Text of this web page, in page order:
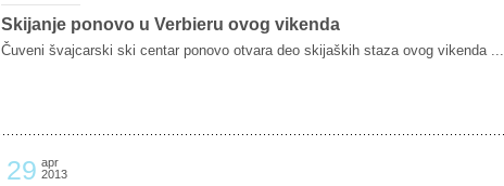
Skijanje ponovo u Verbieru ovog vikenda
Čuveni švajcarski ski centar ponovo otvara deo skijaških staza ovog vikenda ...
29 apr
2013